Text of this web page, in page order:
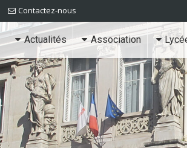
Contactez-nous
Actualités Association